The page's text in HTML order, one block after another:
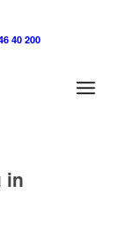
40 200
in